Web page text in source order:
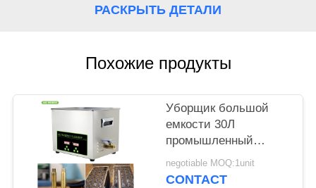
РАСКРЫТЬ ДЕТАЛИ
Похожие продукты
Уборщик большой
емкости 30Л
промышленный
ультразвуковой для
чистки карбюраторов/
negotiable MOQ:1unit
CONTACT